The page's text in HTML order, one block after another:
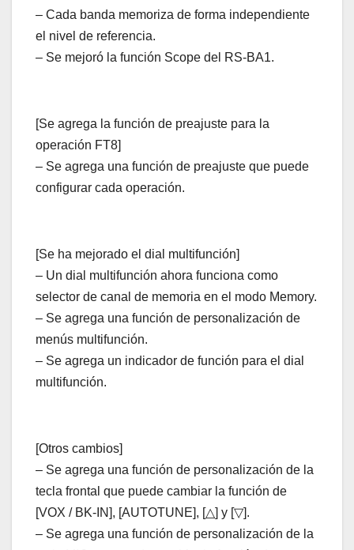
– Cada banda memoriza de forma independiente
el nivel de referencia.
– Se mejoró la función Scope del RS-BA1.
[Se agrega la función de preajuste para la
operación FT8]
– Se agrega una función de preajuste que puede
configurar cada operación.
[Se ha mejorado el dial multifunción]
– Un dial multifunción ahora funciona como
selector de canal de memoria en el modo Memory.
– Se agrega una función de personalización de
menús multifunción.
– Se agrega un indicador de función para el dial
multifunción.
[Otros cambios]
– Se agrega una función de personalización de la
tecla frontal que puede cambiar la función de
[VOX / BK-IN], [AUTOTUNE], [△] y [▽].
– Se agrega una función de personalización de la